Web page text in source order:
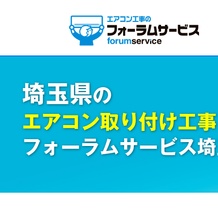
埼玉県の
エアコン取り付け工事
フォーラムサービス